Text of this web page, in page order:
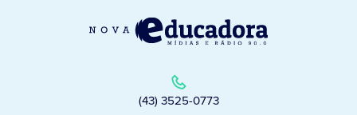
(43) 3525-0773